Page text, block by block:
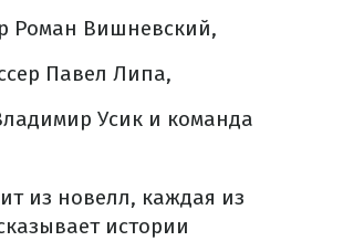
Роман Вишневский,
Павел Липа,
Усик и команда
из новелл, каждая из
истории